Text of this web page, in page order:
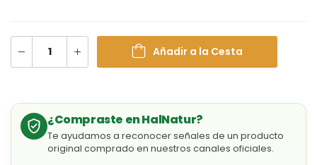
Añadir a la Cesta
¿Compraste en HalNatur?
Te ayudamos a reconocer señales de un producto
original comprado en nuestros canales oficiales.